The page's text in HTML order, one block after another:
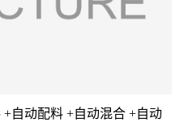
自动配料 +自动混合 +自动